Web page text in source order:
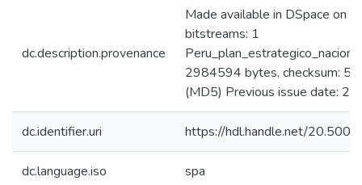
dc.description.provenance
Made available in DSpace on
bitstreams: 1
2984594 bytes, checksum:
(MD5) Previous issue date:
dc.identifier.uri https://hdl.handle.net/
dc.language.iso spa